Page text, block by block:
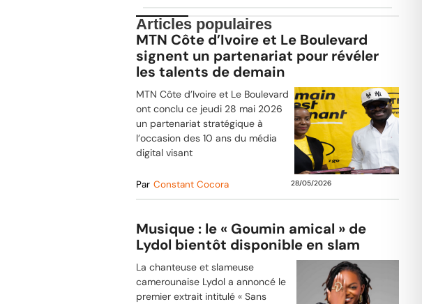
Articles populaires
MTN Côte d’Ivoire et Le Boulevard
signent un partenariat pour révéler
les talents de demain
MTN Côte d’Ivoire et Le Boulevard
ont conclu ce jeudi 28 mai 2026
un partenariat stratégique à
l’occasion des 10 ans du média
digital visant
Par Constant Cocora 28/05/2026
Musique : le « Goumin amical » de
Lydol bientôt disponible en slam
La chanteuse et slameuse
camerounaise Lydol a annoncé le
premier extrait intitulé « Sans